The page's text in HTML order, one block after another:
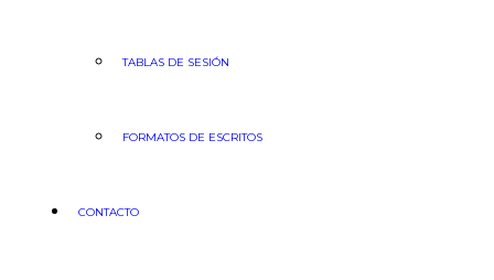
TABLAS DE SESIÓN
FORMATOS DE ESCRITOS
CONTACTO